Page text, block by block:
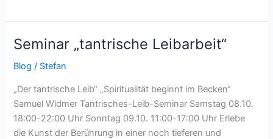
Seminar „tantrische Leibarbeit“
Blog / Stefan
„Der tantrische Leib“ „Spiritualität beginnt im Becken“
Samuel Widmer Tantrisches-Leib-Seminar Samstag 08.10.
18:00-22:00 Uhr Sonntag 09.10. 11:00-17:00 Uhr Erlebe
die Kunst der Berührung in einer noch tieferen und
Seminar
Leibarbeit“